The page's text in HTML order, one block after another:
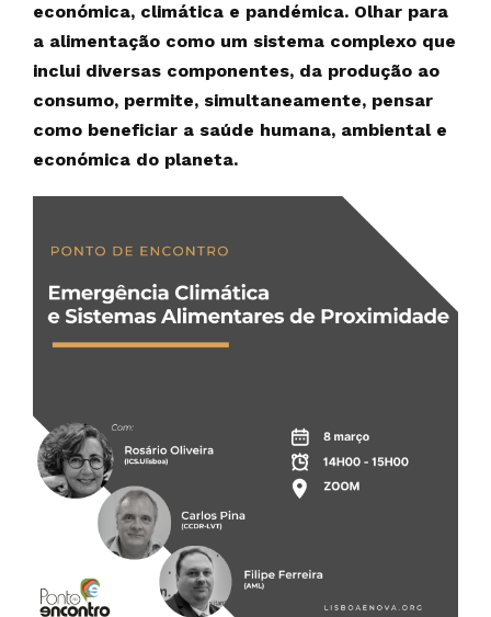
económica, climática e pandémica. Olhar para
a alimentação como um sistema complexo que
inclui diversas componentes, da produção ao
consumo, permite, simultaneamente, pensar
como beneficiar a saúde humana, ambiental e
económica do planeta.